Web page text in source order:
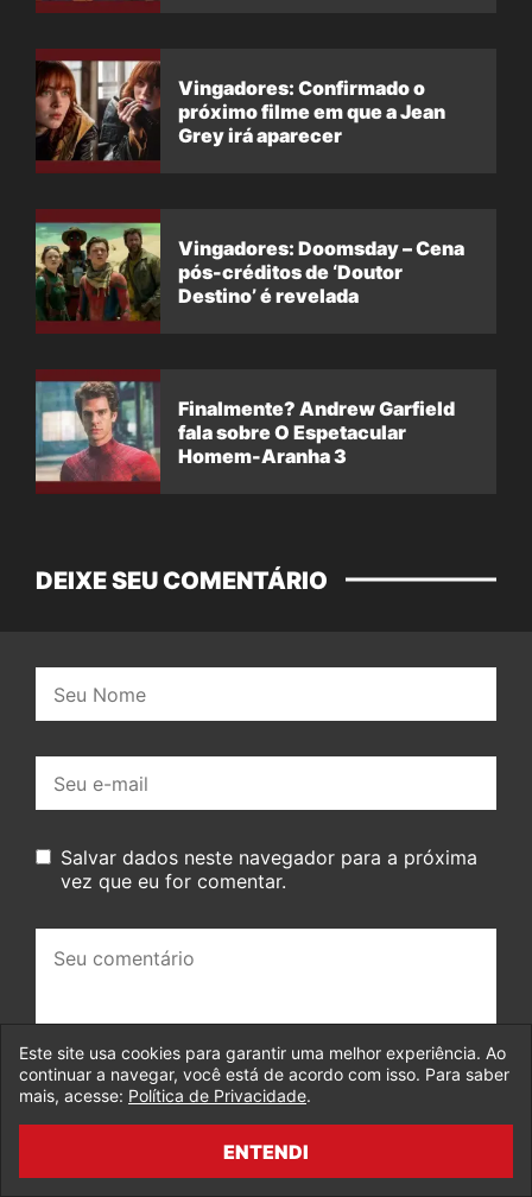
Vingadores: Confirmado o
próximo filme em que a Jean
Grey irá aparecer
Vingadores: Doomsday – Cena
pós-créditos de ‘Doutor
Destino’ é revelada
Finalmente? Andrew Garfield
fala sobre O Espetacular
Homem-Aranha 3
DEIXE SEU COMENTÁRIO
mail:
Salvar dados neste navegador para a próxima
vez que eu for comentar.
comentário:
Este site usa cookies para garantir uma melhor experiência. Ao
continuar a navegar, você está de acordo com isso. Para saber
mais, acesse: Política de Privacidade.
ENTENDI